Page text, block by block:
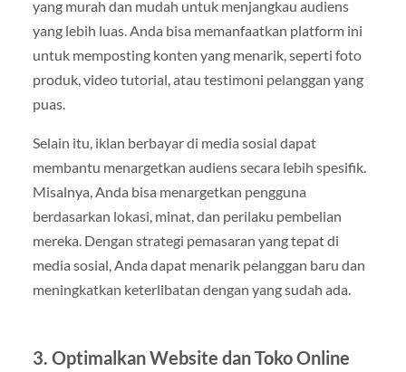
yang murah dan mudah untuk menjangkau audiens
yang lebih luas. Anda bisa memanfaatkan platform ini
untuk memposting konten yang menarik, seperti foto
produk, video tutorial, atau testimoni pelanggan yang
puas.
Selain itu, iklan berbayar di media sosial dapat
membantu menargetkan audiens secara lebih spesifik.
Misalnya, Anda bisa menargetkan pengguna
berdasarkan lokasi, minat, dan perilaku pembelian
mereka. Dengan strategi pemasaran yang tepat di
media sosial, Anda dapat menarik pelanggan baru dan
meningkatkan keterlibatan dengan yang sudah ada.
3. Optimalkan Website dan Toko Online